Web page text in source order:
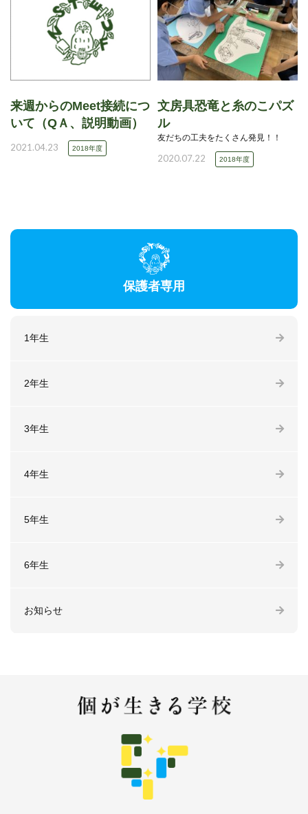
来週からのMeet接続につ
いて（QＡ、説明動画）
2021.04.23 2018年度
文房具恐竜と糸のこパズ
ル
友だちの工夫をたくさん発見！！
2020.07.22 2018年度
保護者専用
1年生
2年生
3年生
4年生
5年生
6年生
お知らせ